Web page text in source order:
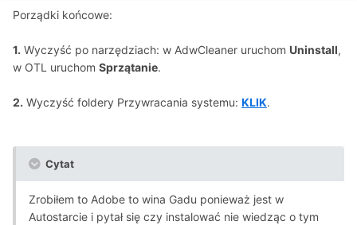
Porządki końcowe:
1. Wyczyść po narzędziach: w AdwCleaner uruchom Uninstall,
w OTL uruchom Sprzątanie.
2. Wyczyść foldery Przywracania systemu: KLIK.
Cytat
Zrobiłem to Adobe to wina Gadu ponieważ jest w
Autostarcie i pytał się czy instalować nie wiedząc o tym